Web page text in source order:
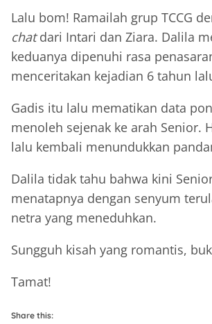
Lalu bom! Ramailah grup TCCG
chatdari Intari dan Ziara. Dalila
keduanya dipenuhi rasa
menceritakan kejadian 6 tahun
Gadis itu lalu mematikan data
menoleh sejenak ke arah Senior.
lalu kembali menundukkan
Dalila tidak tahu bahwa kini
menatapnya dengan senyum
netra yang meneduhkan.
Sungguh kisah yang romantis,
Tamat!
Share this: